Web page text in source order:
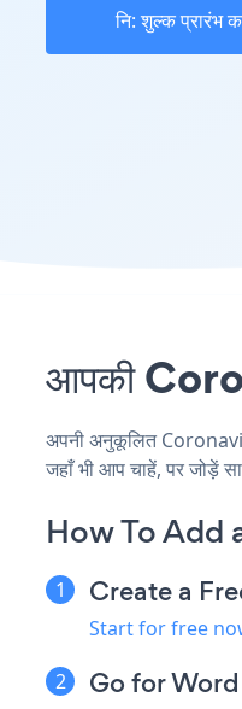
नि: शुल्क प्रारंभ
आपकी
अपनी अनुकूलित
जहाँ भी आप चाहें, पर जोड़ें
How To Add
Create a
Start for free
Go for